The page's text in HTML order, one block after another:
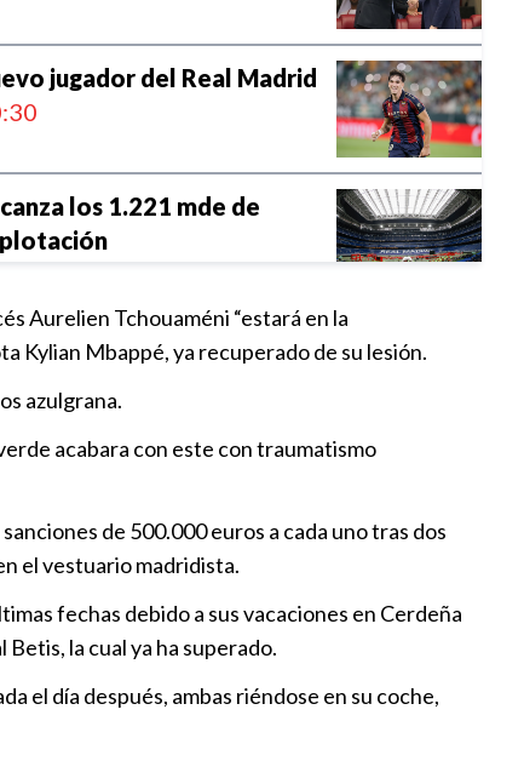
jugador del Real Madrid
los 1.221 mde de
hace oferta “astronómica”
Aurelien Tchouaméni “estará en la
Kylian Mbappé, ya recuperado de su lesión.
azulgrana.
acabara con este con traumatismo
de 500.000 euros a cada uno tras dos
el vestuario madridista.
fechas debido a sus vacaciones en Cerdeña
la cual ya ha superado.
el día después, ambas riéndose en su coche,